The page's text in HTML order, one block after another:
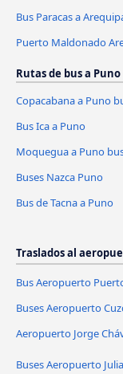
Bus Paracas a
Puerto Maldonado
Rutas de bus a Puno
Copacabana a Puno
Bus Ica a Puno
Moquegua a Puno
Buses Nazca Puno
Bus de Tacna a Puno
Traslados al
Bus Aeropuerto
Buses Aeropuerto
Aeropuerto Jorge
Buses Aeropuerto